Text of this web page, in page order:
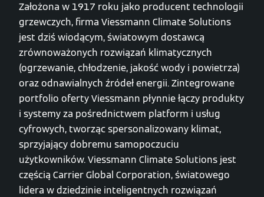
Założona w 1917 roku jako producent technologii
grzewczych, firma Viessmann Climate Solutions
jest dziś wiodącym, światowym dostawcą
zrównoważonych rozwiązań klimatycznych
(ogrzewanie, chłodzenie, jakość wody i powietrza)
oraz odnawialnych źródeł energii. Zintegrowane
portfolio oferty Viessmann płynnie łączy produkty
i systemy za pośrednictwem platform i usług
cyfrowych, tworząc spersonalizowany klimat,
sprzyjający dobremu samopoczuciu
użytkowników. Viessmann Climate Solutions jest
częścią Carrier Global Corporation, światowego
lidera w dziedzinie inteligentnych rozwiązań